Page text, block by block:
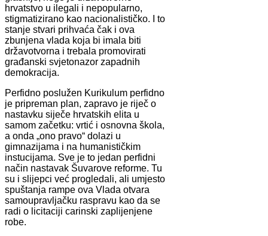
hrvatstvo u ilegali i nepopularno,
stigmatizirano kao nacionalističko. I to
stanje stvari prihvaća čak i ova
zbunjena vlada koja bi imala biti
državotvorna i trebala promovirati
građanski svjetonazor zapadnih
demokracija.
Perfidno poslužen Kurikulum perfidno
je pripreman plan, zapravo je riječ o
nastavku siječe hrvatskih elita u
samom začetku: vrtić i osnovna škola,
a onda „ono pravo“ dolazi u
gimnazijama i na humanističkim
instucijama. Sve je to jedan perfidni
način nastavak Šuvarove reforme. Tu
su i slijepci već progledali, ali umjesto
spuštanja rampe ova Vlada otvara
samoupravljačku raspravu kao da se
radi o licitaciji carinski zaplijenjene
robe.